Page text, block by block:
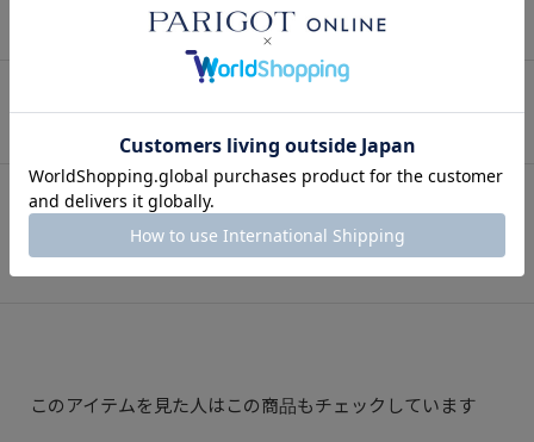
Instagram インスタグラム
このアイテムを見た人はこの商品もチェックしています